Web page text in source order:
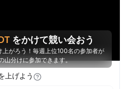
をかけて競い会おう
がろう！毎週上位100名の参加者が
山分けに参加できます。
上げよう